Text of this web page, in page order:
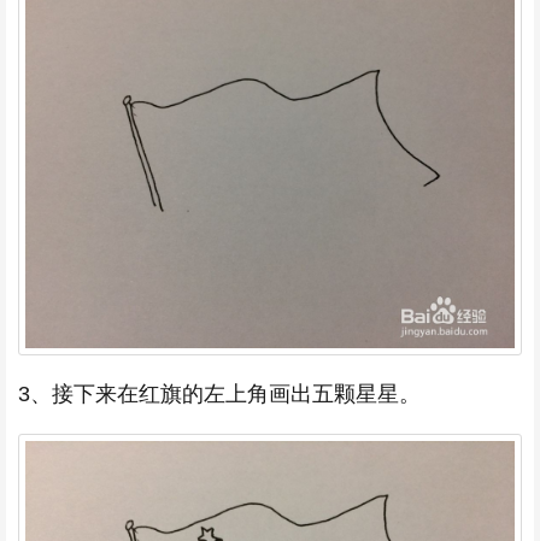
3、接下来在红旗的左上角画出五颗星星。